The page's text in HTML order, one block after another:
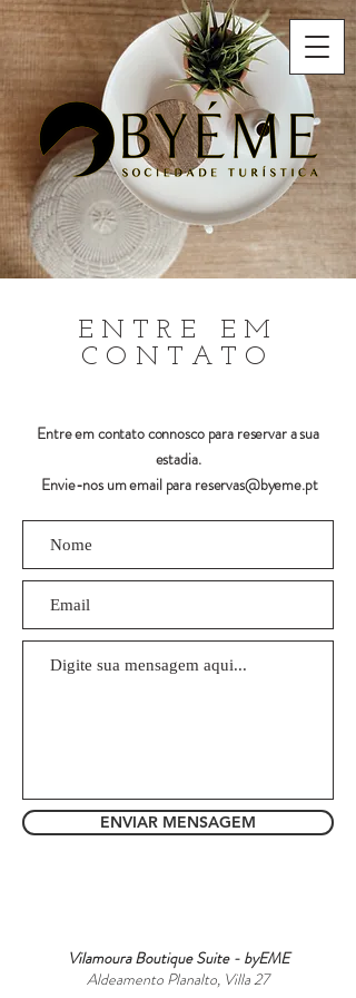
ENTRE EM
CONTATO
Entre em contato connosco para reservar a sua
estadia.
Envie-nos um email para reservas@byeme.pt
ENVIAR MENSAGEM
Vilamoura Boutique Suite - byEME
Aldeamento Planalto, Villa 27